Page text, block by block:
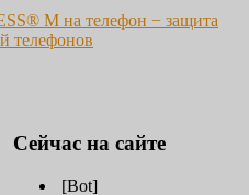
M на телефон − защита
телефонов
Сейчас на сайте
[Bot]